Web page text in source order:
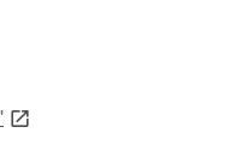
new page
link opens on new page